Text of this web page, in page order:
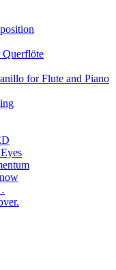
for Flute and Piano